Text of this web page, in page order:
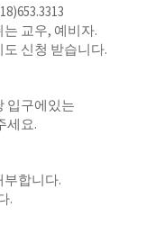
교우, 예비자.
신청 받습니다.
입구에있는
세요.
부합니다.
.